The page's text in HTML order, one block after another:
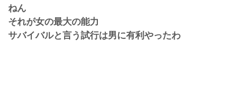
ねん
それが女の最大の能力
サバイバルと言う試行は男に有利やったわ